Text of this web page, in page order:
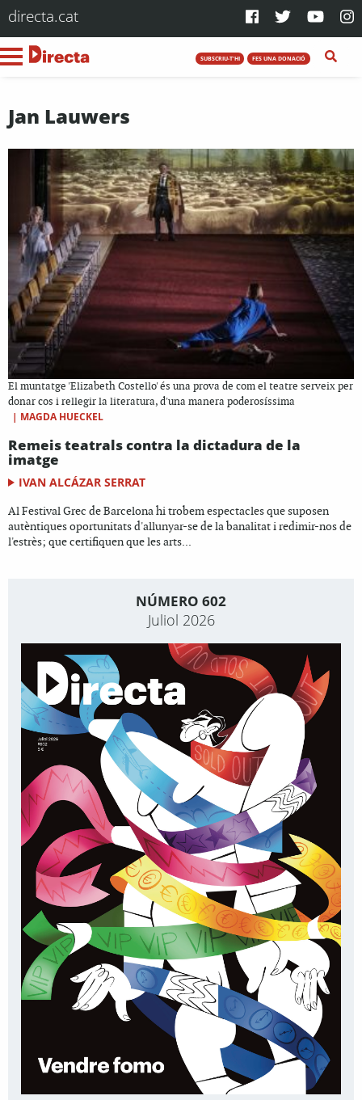
directa.cat
SUBSCRIU-T'HI FES UNA DONACIÓ
Jan Lauwers
El muntatge 'Elizabeth Costello' és una prova de com el teatre serveix per
donar cos i rellegir la literatura, d'una manera poderosíssima
| MAGDA HUECKEL
Remeis teatrals contra la dictadura de la
imatge
IVAN ALCÁZAR SERRAT
Al Festival Grec de Barcelona hi trobem espectacles que suposen
autèntiques oportunitats d'allunyar-se de la banalitat i redimir-nos de
l'estrès; que certifiquen que les arts...
NÚMERO 602
Juliol 2026